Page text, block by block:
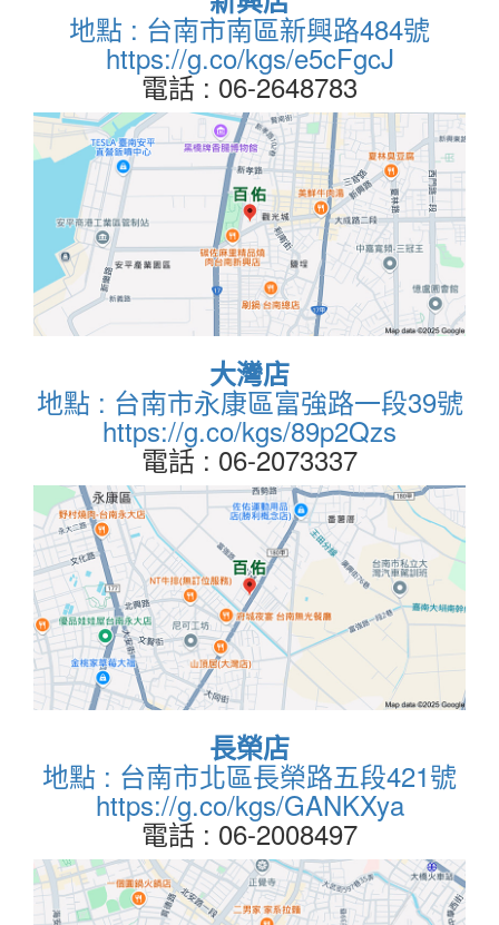
地點 : 台南市南區新興路484號
https://g.co/kgs/e5cFgcJ
電話 : 06-2648783
大灣店
地點 : 台南市永康區富強路一段39號
https://g.co/kgs/89p2Qzs
電話 : 06-2073337
長榮店
地點 : 台南市北區長榮路五段421號
https://g.co/kgs/GANKXya
電話 : 06-2008497